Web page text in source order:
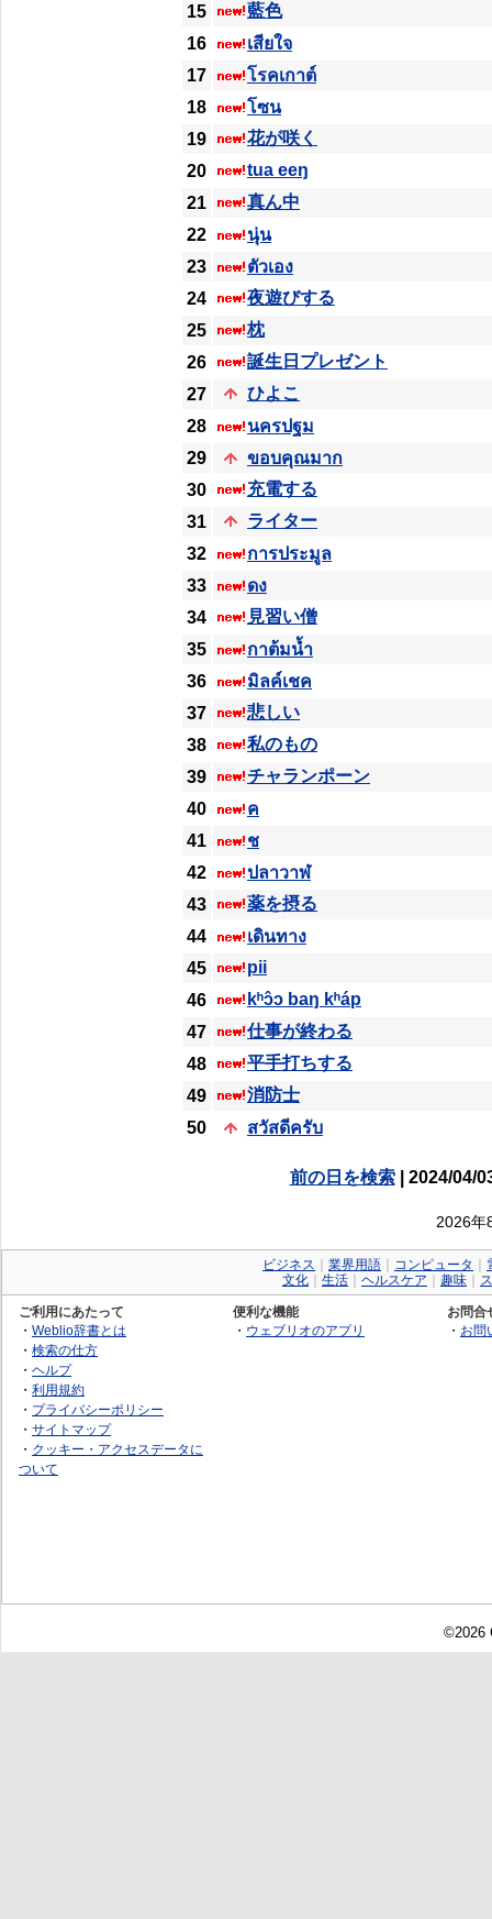
15
藍色
16
เสียใจ
17
โรคเกาต์
18
โซน
19
花が咲く
20
tua eeŋ
21
真ん中
22
นุ่น
23
ตัวเอง
24
夜遊びする
25
枕
26
誕生日プレゼント
27
ひよこ
28
นครปฐม
29
ขอบคุณมาก
30
充電する
31
ライター
32
การประมูล
33
ดง
34
見習い僧
35
กาต้มน้ำ
36
มิลค์เชค
37
悲しい
38
私のもの
39
チャランポーン
40
ค
41
ช
42
ปลาวาฬ
43
薬を摂る
44
เดินทาง
45
pii
46
kʰɔ̂ɔ baŋ kʰáp
47
仕事が終わる
48
平手打ちする
49
消防士
50
สวัสดีครับ
前の日を検索| 2024/04/
2026年
ビジネス 業界用語 コンピュータ
文化
生活 ヘルスケア 趣味
ご利用にあたって
・ Weblio辞書とは
・ 検索の仕方
・ ヘルプ
・ 利用規約
・ プライバシーポリシー
・ サイトマップ
・ クッキー・アクセスデータに
ついて
便利な機能
・ ウェブリオのアプリ
お問合
・ お問
©2026